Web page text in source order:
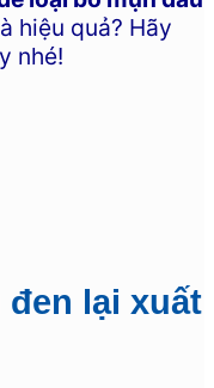
hiệu quả? Hãy
nhé!
đen lại xuất